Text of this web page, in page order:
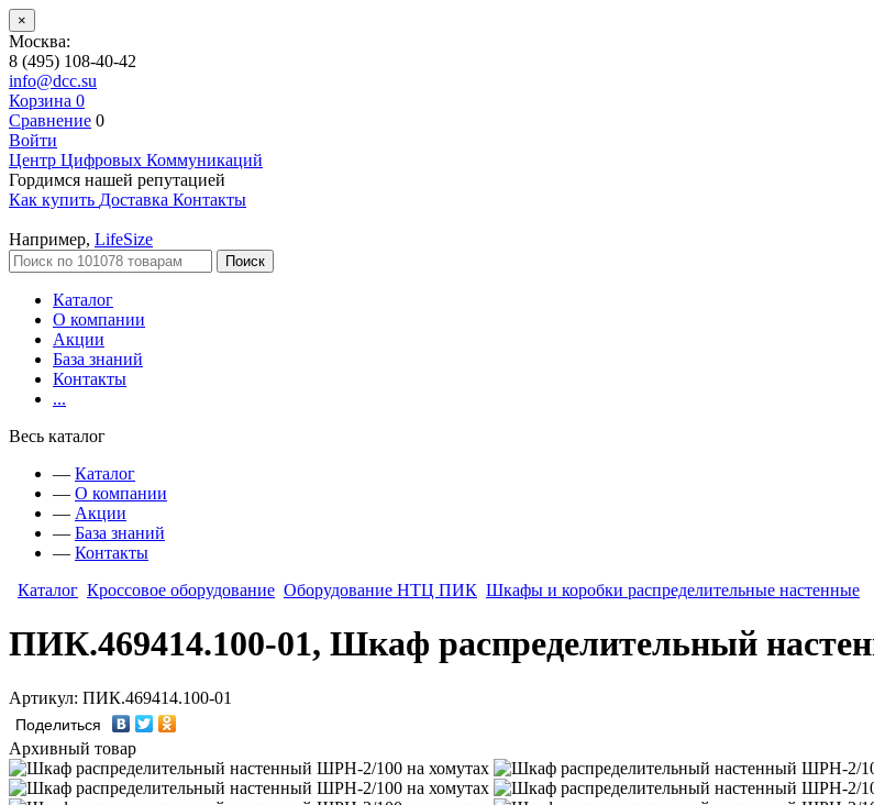
×
Москва:
8 (495) 108-40-42
info@dcc.su
Корзина 0
Сравнение 0
Войти
Центр Цифровых Коммуникаций
Гордимся нашей репутацией
Как купить Доставка Контакты
Например, LifeSize
Поиск
Каталог
О компании
Акции
База знаний
Контакты
...
Весь каталог
— Каталог
— О компании
— Акции
— База знаний
— Контакты
Каталог Кроссовое оборудование Оборудование НТЦ ПИК Шкафы и коробки распределительные настенные
ПИК.469414.100-01, Шкаф распределительный
Артикул: ПИК.469414.100-01
Поделиться
Архивный товар